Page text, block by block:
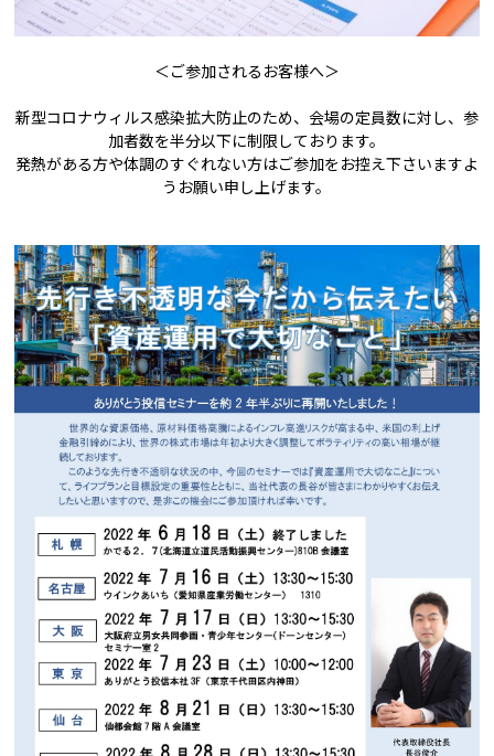
＜ご参加されるお客様へ＞
新型コロナウィルス感染拡大防止のため、会場の定員数に対し、参
加者数を半分以下に制限しております。
発熱がある方や体調のすぐれない方はご参加をお控え下さいますよ
うお願い申し上げます。